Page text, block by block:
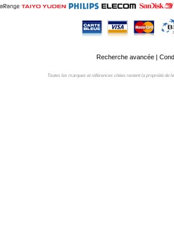
Recherche avancée|
Toutes les marques et références citées restent la propriété de